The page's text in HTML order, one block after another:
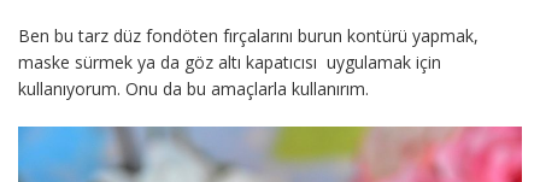
Ben bu tarz düz fondöten fırçalarını burun kontürü yapmak,
maske sürmek ya da göz altı kapatıcısı uygulamak için
kullanıyorum. Onu da bu amaçlarla kullanırım.